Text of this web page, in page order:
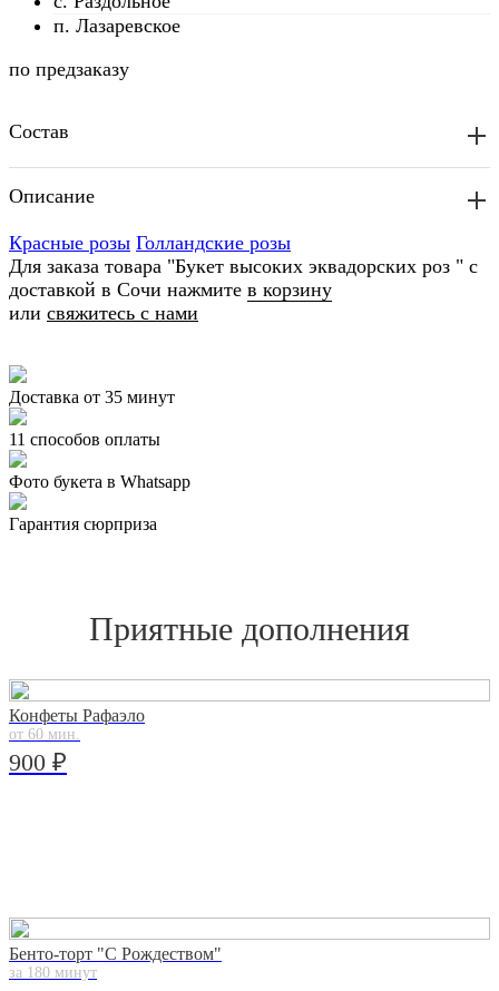
п. Лазаревское
по предзаказу
Состав
Описание
Красные розы Голландские розы
Для заказа товара "Букет высоких эквадорских роз " с
доставкой в Сочи нажмите в корзину
или свяжитесь с нами
Доставка от 35 минут
11 способов оплаты
Фото букета в Whatsapp
Гарантия сюрприза
Приятные дополнения
Конфеты Рафаэло
от 60 мин.
900 ₽
Бенто-торт "С Рождеством"
за 180 минут